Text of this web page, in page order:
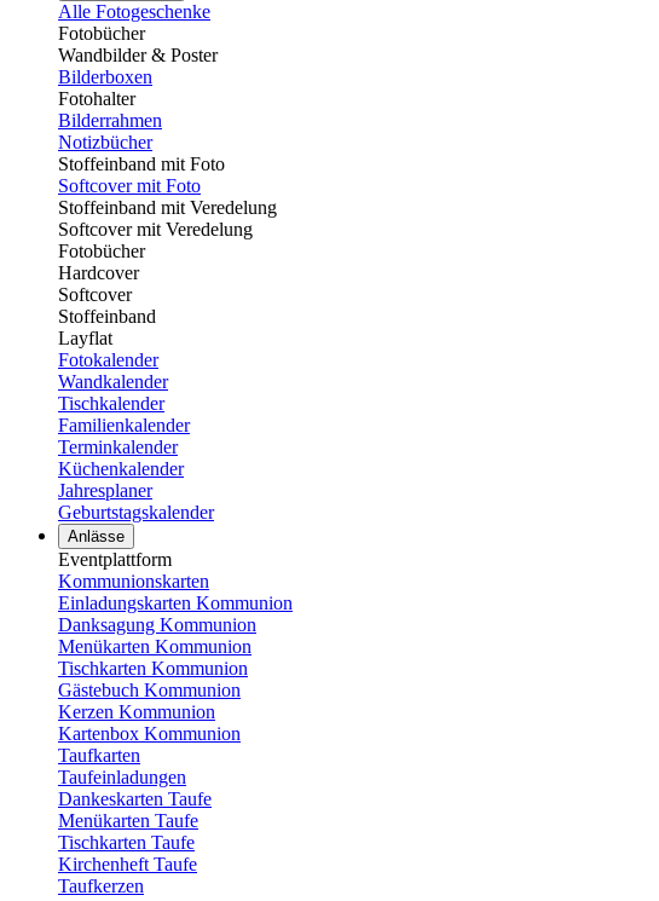
Alle Fotogeschenke
Fotobücher
Wandbilder & Poster
Bilderboxen
Fotohalter
Bilderrahmen
Notizbücher
Stoffeinband mit Foto
Softcover mit Foto
Stoffeinband mit Veredelung
Softcover mit Veredelung
Fotobücher
Hardcover
Softcover
Stoffeinband
Layflat
Fotokalender
Wandkalender
Tischkalender
Familienkalender
Terminkalender
Küchenkalender
Jahresplaner
Geburtstagskalender
Anlässe
Eventplattform
Kommunionskarten
Einladungskarten Kommunion
Danksagung Kommunion
Menükarten Kommunion
Tischkarten Kommunion
Gästebuch Kommunion
Kerzen Kommunion
Kartenbox Kommunion
Taufkarten
Taufeinladungen
Dankeskarten Taufe
Menükarten Taufe
Tischkarten Taufe
Kirchenheft Taufe
Taufkerzen